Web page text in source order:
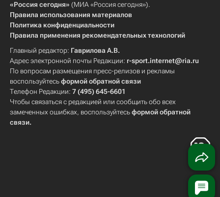
«Россия сегодня» (МИА «Россия сегодня»).
Правила использования материалов
Политика конфиденциальности
Правила применения рекомендательных технологий
Главный редактор: Гаврилова А.В.
Адрес электронной почты Редакции: r-sport.internet@ria.ru
По вопросам размещения пресс-релизов и рекламы
воспользуйтесьформой обратной связи
Телефон Редакции: 7 (495) 645-6601
Чтобы связаться с редакцией или сообщить обо всех
замеченных ошибках, воспользуйтесьформой обратной
связи.